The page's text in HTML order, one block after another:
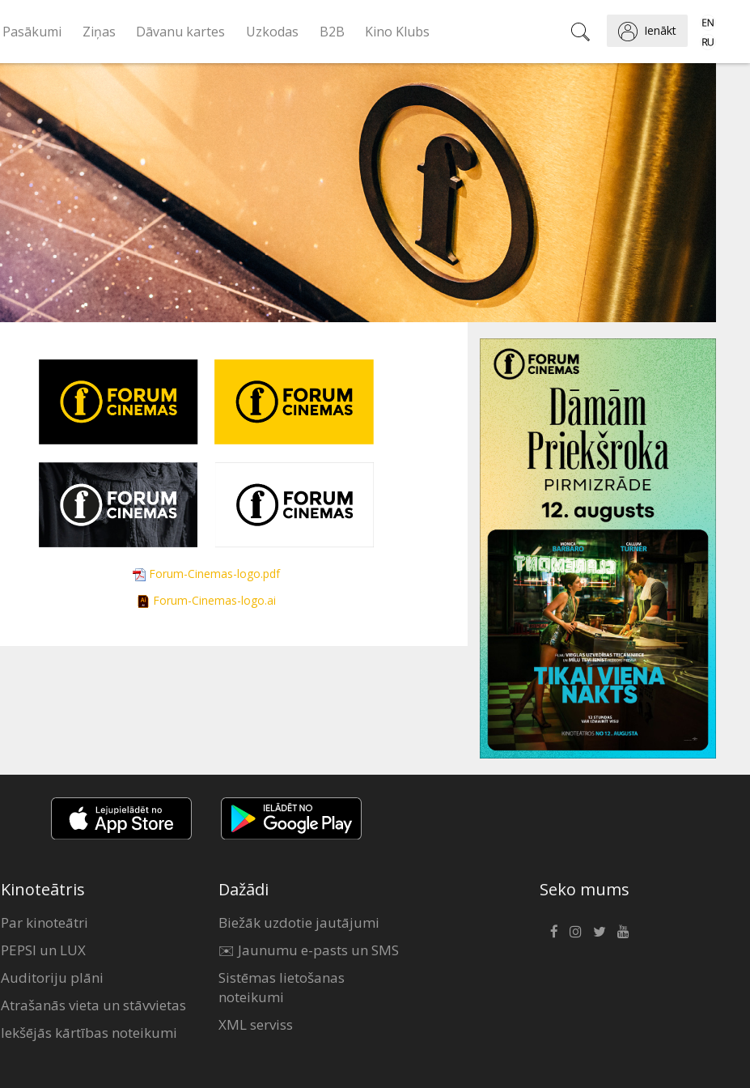
Pasākumi Ziņas Dāvanu kartes Uzkodas B2B Kino Klubs Ienākt
Forum-Cinemas-logo.pdf
Forum-Cinemas-logo.ai
Kinoteātris
Par kinoteātri
PEPSI un LUX
Auditoriju plāni
Atrašanās vieta un stāvvietas
Iekšējās kārtības noteikumi
Dažādi
Biežāk uzdotie jautājumi
✉️ Jaunumu e-pasts un SMS
Sistēmas lietošanas
noteikumi
XML serviss
Seko mums